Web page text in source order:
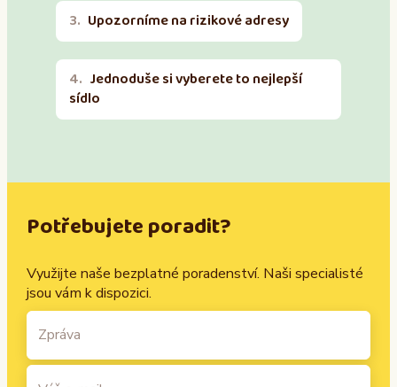
Upozorníme na rizikové adresy
Jednoduše si vyberete to nejlepší
sídlo
Potřebujete poradit?
Využijte naše bezplatné poradenství. Naši specialisté
jsou vám k dispozici.